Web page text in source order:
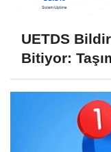
UETDS
Bitiyor: